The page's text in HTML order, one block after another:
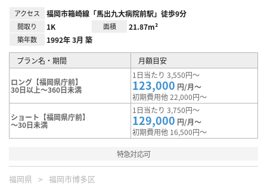
アクセス 福岡市箱崎線「馬出九大病院前駅」徒歩9分
間取り 1K 面積 21.87m²
築年数 1992年 3月 築
プラン名・期間 月額目安
ロング【福岡県庁前】
30日以上～360日未満
1日当たり 3,550円～
123,000 円/月～
初期費用他 22,000円～
ショート【福岡県庁前】
～30日未満
1日当たり 3,750円～
129,000 円/月～
初期費用他 16,500円～
特急対応可
福岡県 福岡市博多区